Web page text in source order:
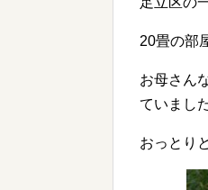
20畳の部
お母さん
ていました
おっとり